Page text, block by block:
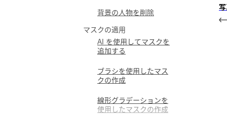
背景の人物を削除
マスクの適用
AI を使用してマスクを
追加する
ブラシを使用したマス
クの作成
線形グラデーションを
使用したマスクの作成